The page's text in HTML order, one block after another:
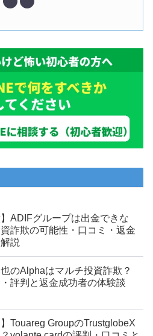
】ADIFグループは出金できな
詐欺の可能性・口コミ・返金
説
のAlphaはマルチ投資詐欺？
評判と返金成功者の体験談
】Touareg GroupのTrustglobeX